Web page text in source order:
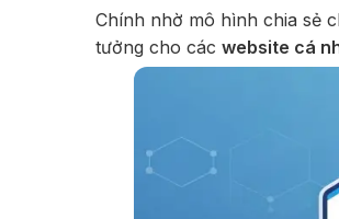
Chính nhờ mô hình chia sẻ
tưởng cho các website cá